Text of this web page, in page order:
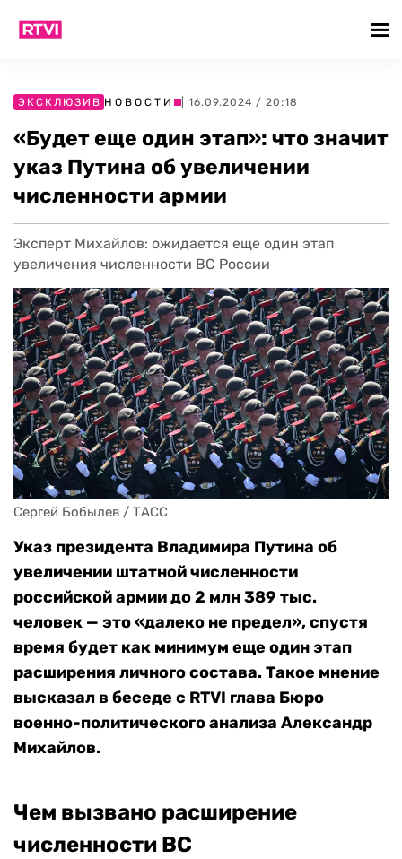
ЭКСКЛЮЗИВ НОВОСТИ | 16.09.2024 / 20:18
«Будет еще один этап»: что значит
указ Путина об увеличении
численности армии
Эксперт Михайлов: ожидается еще один этап
увеличения численности ВС России
Сергей Бобылев / ТАСС
Указ президента Владимира Путина об
увеличении штатной численности
российской армии до 2 млн 389 тыс.
человек — это «далеко не предел», спустя
время будет как минимум еще один этап
расширения личного состава. Такое мнение
высказал в беседе с RTVI глава Бюро
военно-политического анализа Александр
Михайлов.
Чем вызвано расширение
численности ВС